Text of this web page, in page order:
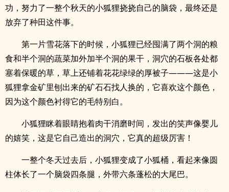
功，努力了一整个秋天的小狐狸挠挠自己的脑袋，最终还是
放弃了种田这件事。
第一片雪花落下的时候，小狐狸已经囤满了两个洞的粮
食和半个洞的蔬菜加外加半个洞的果干，洞穴的石板各处都
塞着保暖的草，草上还铺着花花绿绿的厚被子———这是小
狐狸拿金矿里刨出来的矿石石找人换的，它喜欢这个颜色，
因为这个颜色衬得它的毛特别白。
小狐狸眯着眼睛抱着肉干消磨时间，发出的笑声像婴儿
的嬉笑，这是它自己造出的洞穴，它真的超级厉害！
一整个冬天过去后，小狐狸变成了小狐桶，看起来像圆
柱体长了一个脑袋四条腿，外带六条蓬松的大尾巴。